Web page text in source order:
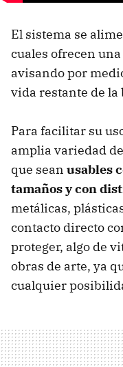
El sistema se
cuales ofrecen una
avisando por
vida restante de la
Para facilitar su
amplia variedad
que sean usables
tamaños y con
metálicas,
contacto directo
proteger, algo de
obras de arte, ya
cualquier